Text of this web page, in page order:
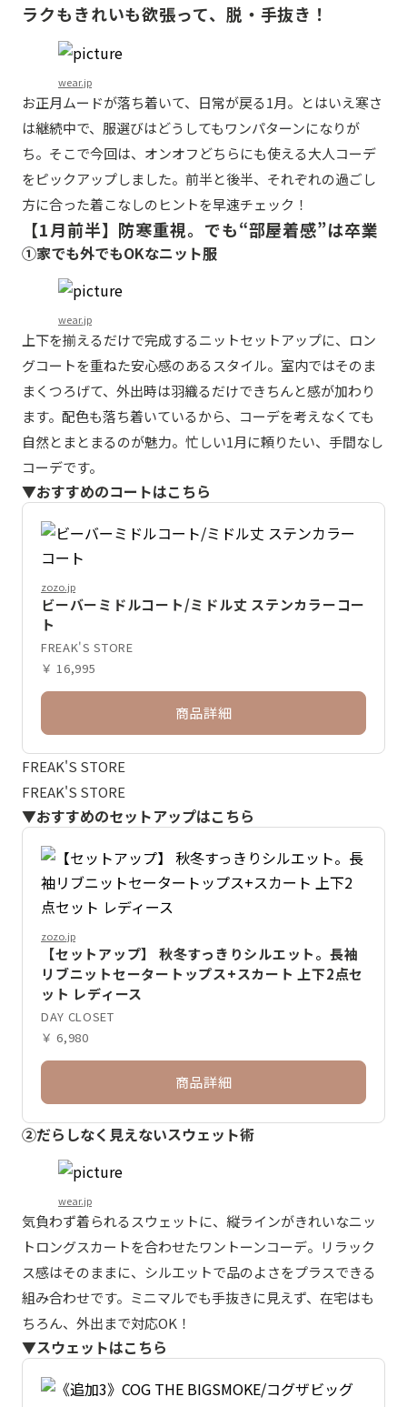
ラクもきれいも欲張って、脱・手抜き！
wear.jp
お正月ムードが落ち着いて、日常が戻る1月。とはいえ寒さ
は継続中で、服選びはどうしてもワンパターンになりが
ち。そこで今回は、オンオフどちらにも使える大人コーデ
をピックアップしました。前半と後半、それぞれの過ごし
方に合った着こなしのヒントを早速チェック！
【1月前半】防寒重視。でも“部屋着感”は卒業
①家でも外でもOKなニット服
wear.jp
上下を揃えるだけで完成するニットセットアップに、ロン
グコートを重ねた安心感のあるスタイル。室内ではそのま
まくつろげて、外出時は羽織るだけできちんと感が加わり
ます。配色も落ち着いているから、コーデを考えなくても
自然とまとまるのが魅力。忙しい1月に頼りたい、手間なし
コーデです。
▼おすすめのコートはこちら
zozo.jp
ビーバーミドルコート/ミドル丈 ステンカラーコー
ト
FREAK'S STORE
￥ 16,995
商品詳細
FREAK'S STORE
FREAK'S STORE
▼おすすめのセットアップはこちら
zozo.jp
【セットアップ】 秋冬すっきりシルエット。長袖
リブニットセータートップス+スカート 上下2点セ
ット レディース
DAY CLOSET
￥ 6,980
商品詳細
②だらしなく見えないスウェット術
wear.jp
気負わず着られるスウェットに、縦ラインがきれいなニッ
トロングスカートを合わせたワントーンコーデ。リラック
ス感はそのままに、シルエットで品のよさをプラスできる
組み合わせです。ミニマルでも手抜きに見えず、在宅はも
ちろん、外出まで対応OK！
▼スウェットはこちら